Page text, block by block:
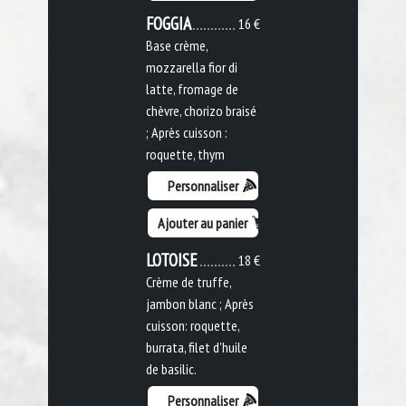
16 €
FOGGIA
Base crème,
mozzarella fior di
latte, fromage de
chèvre, chorizo braisé
; Après cuisson :
roquette, thym
Personnaliser
Ajouter au panier
18 €
LOTOISE
Crème de truffe,
jambon blanc ; Après
cuisson: roquette,
burrata, filet d'huile
de basilic.
Personnaliser